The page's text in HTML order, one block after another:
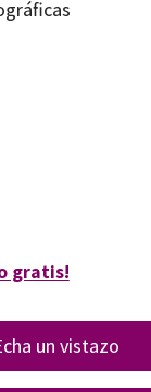
gratis!
un vistazo